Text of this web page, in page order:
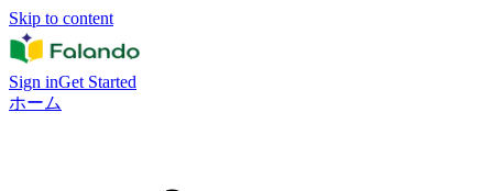
Skip to content
Sign inGet Started
ホーム